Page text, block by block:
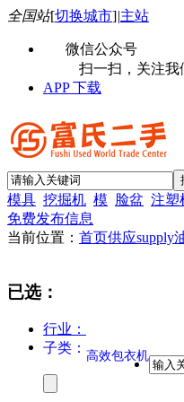
全国站[切换城市]|主站
微信公众号
扫一扫，关注我
APP 下载
模具 挖掘机 模 脸盆 注塑
免费发布信息
当前位置： 首页供应supply
已选：
行业：
子类： 高效包衣机